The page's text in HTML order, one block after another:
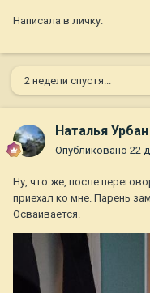
Написала в личку.
2 недели спустя...
Наталья
Опубликовано 22
Ну, что же, после
приехал ко мне. Парень
Осваивается.